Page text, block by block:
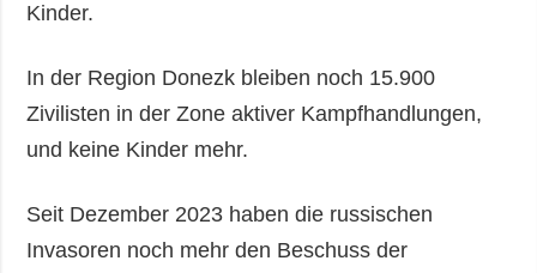
Kinder.
In der Region Donezk bleiben noch 15.900
Zivilisten in der Zone aktiver Kampfhandlungen,
und keine Kinder mehr.
Seit Dezember 2023 haben die russischen
Invasoren noch mehr den Beschuss der